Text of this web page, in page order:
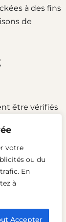
votre
ou du
En
à
Accepter
à des fins
de
être vérifiés